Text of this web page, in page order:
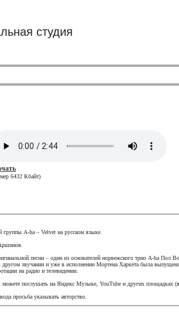
студия
6432 Кбайт)
группы А-ha – Velvet на русском языке.
песни – один из основателей норвежского трио A-ha Пол
другом звучании и уже в исполнении Мортена Харкета была
на радио и телевидении.
можете послушать на Яндекс Музыке, YouTube и других площадках
просьба указывать авторство.